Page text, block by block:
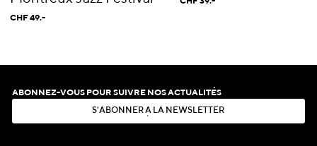
CHF 49.-
ABONNEZ-VOUS POUR SUIVRE NOS ACTUALITÉS
S'ABON N ER À LA N EWSLE ER